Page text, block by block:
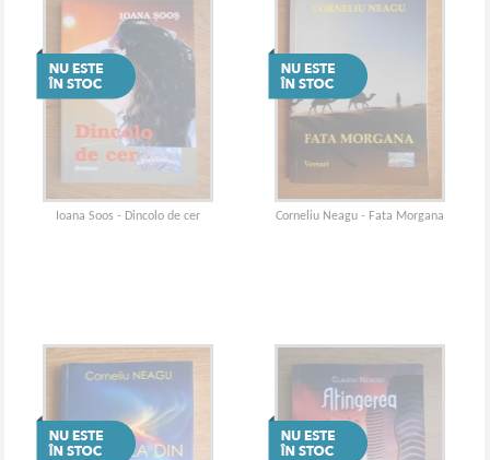
Ioana Soos - Dincolo de cer Corneliu Neagu - Fata Morgana